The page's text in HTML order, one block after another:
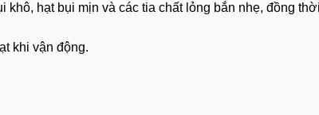
khô, hạt bụi mịn và các tia chất lỏng bắn nhẹ, đồng
khi vận động.